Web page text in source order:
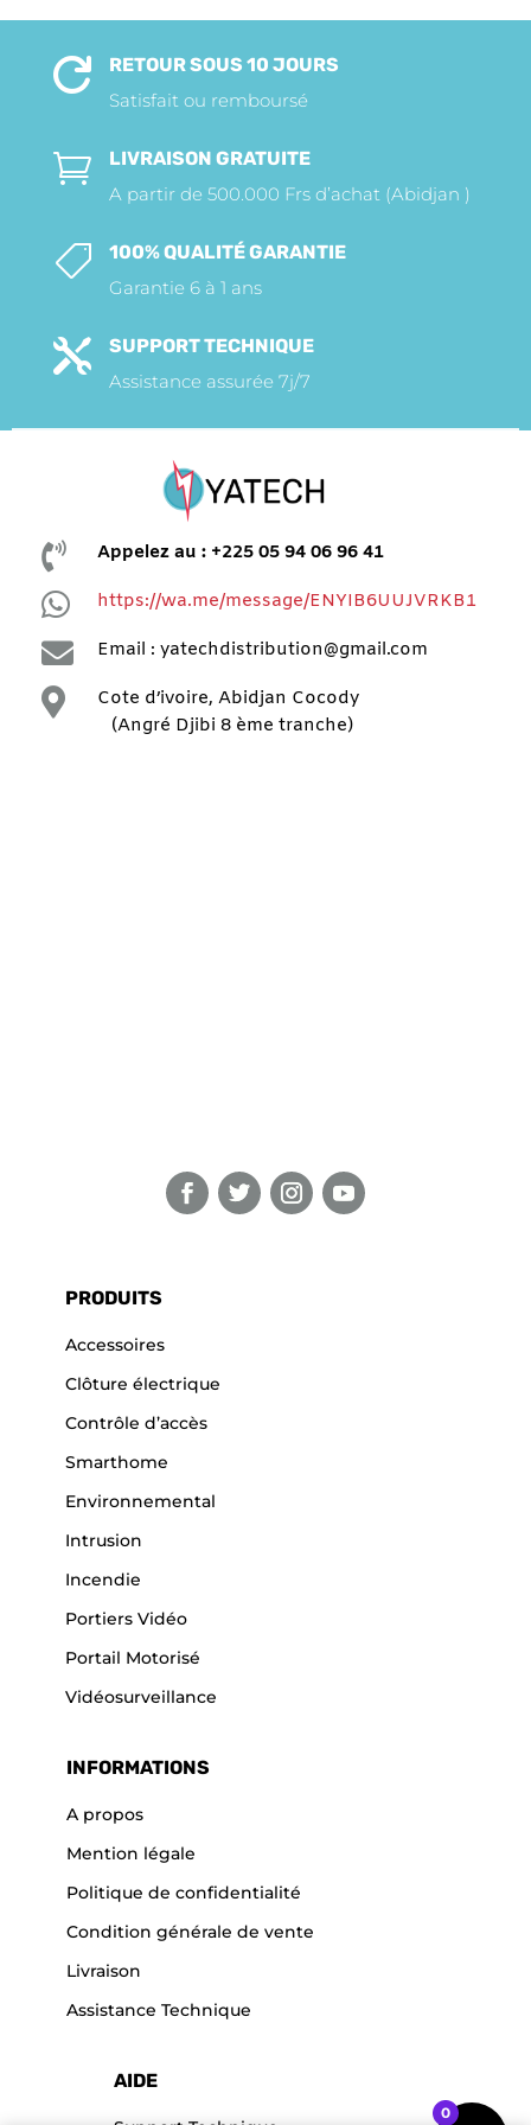

RETOUR SOUS 10 JOURS
Satisfait ou remboursé

LIVRAISON GRATUITE
A partir de 500.000 Frs d’achat (Abidjan )

100% QUALITÉ GARANTIE
Garantie 6 à 1 ans

SUPPORT TECHNIQUE
Assistance assurée 7j/7
 Appelez au : +225 05 94 06 96 41
 https://wa.me/message/ENYIB6UUJVRKB1
 Email : yatechdistribution@gmail.com

Cote d’ivoire, Abidjan Cocody
(Angré Djibi 8 ème tranche)
PRODUITS
Accessoires
Clôture électrique
Contrôle d’accès
Smarthome
Environnemental
Intrusion
Incendie
Portiers Vidéo
Portail Motorisé
Vidéosurveillance
INFORMATIONS
A propos
Mention légale
Politique de confidentialité
Condition générale de vente
Livraison
Assistance Technique
AIDE
0